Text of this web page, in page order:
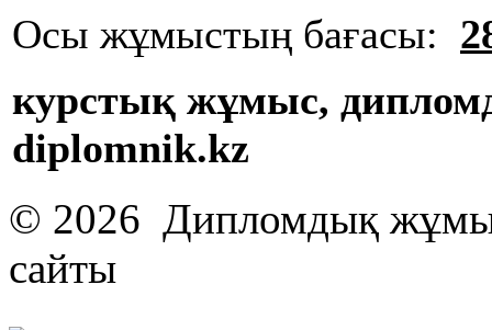
Осы жұмыстың бағасы:
курстық жұмыс,
diplomnik.kz
© 2026 Дипломдық
сайты